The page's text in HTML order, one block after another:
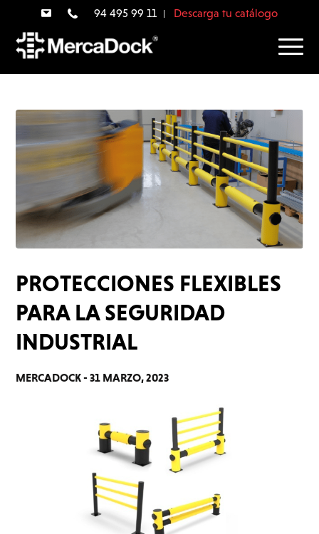
94 495 99 11 Descarga tu catálogo
PROTECCIONES FLEXIBLES
PARA LA SEGURIDAD
INDUSTRIAL
MERCADOCK -31 MARZO, 2023